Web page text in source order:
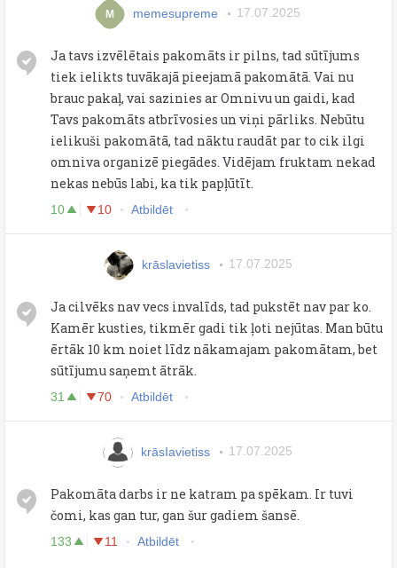
M memesupreme 17.07.2025
Ja tavs izvēlētais pakomāts ir pilns, tad sūtījums
tiek ielikts tuvākajā pieejamā pakomātā. Vai nu
brauc pakaļ, vai sazinies ar Omnivu un gaidi, kad
Tavs pakomāts atbrīvosies un viņi pārliks. Nebūtu
ielikuši pakomātā, tad nāktu raudāt par to cik ilgi
omniva organizē piegādes. Vidējam fruktam nekad
nekas nebūs labi, ka tik papļūtīt.
10 10 Atbildēt
krāslavietiss 17.07.2025
Ja cilvēks nav vecs invalīds, tad pukstēt nav par ko.
Kamēr kusties, tikmēr gadi tik ļoti nejūtas. Man būtu
ērtāk 10 km noiet līdz nākamajam pakomātam, bet
sūtījumu saņemt ātrāk.
31 70 Atbildēt
krāsIavietiss 17.07.2025
Pakomāta darbs ir ne katram pa spēkam. Ir tuvi
čomi, kas gan tur, gan šur gadiem šansē.
133 11 Atbildēt